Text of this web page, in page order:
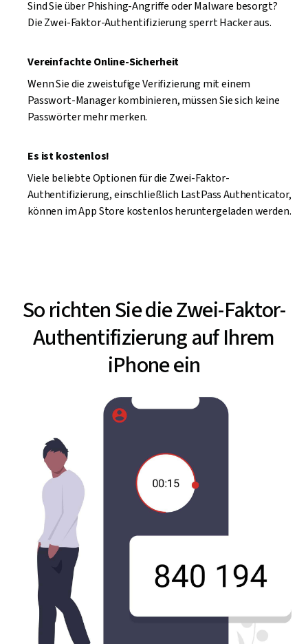
Sind Sie über Phishing-Angriffe oder Malware besorgt?
Die Zwei-Faktor-Authentifizierung sperrt Hacker aus.
Vereinfachte Online-Sicherheit
Wenn Sie die zweistufige Verifizierung mit einem
Passwort-Manager kombinieren, müssen Sie sich keine
Passwörter mehr merken.
Es ist kostenlos!
Viele beliebte Optionen für die Zwei-Faktor-
Authentifizierung, einschließlich LastPass Authenticator,
können im App Store kostenlos heruntergeladen werden.
So richten Sie die Zwei-Faktor-
Authentifizierung auf Ihrem
iPhone ein